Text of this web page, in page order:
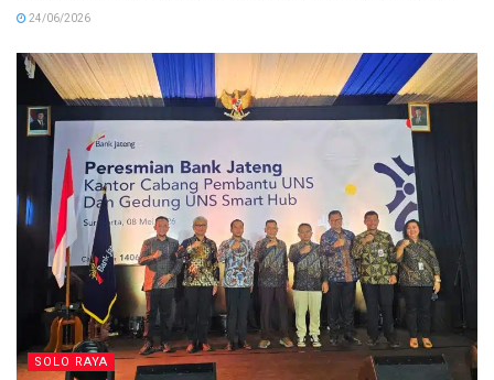
24/06/2026
SOLO RAYA